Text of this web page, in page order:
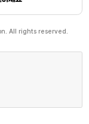
All rights reserved.